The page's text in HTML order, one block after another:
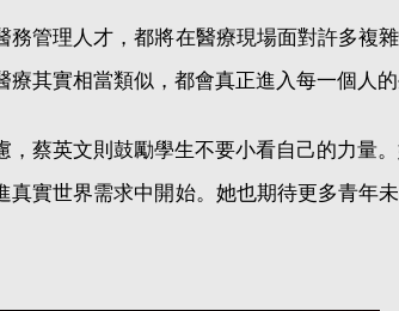
管理人才，都將在醫療現場面對許多複
其實相當類似，都會真正進入每一個人
蔡英文則鼓勵學生不要小看自己的力量
實世界需求中開始。她也期待更多青年